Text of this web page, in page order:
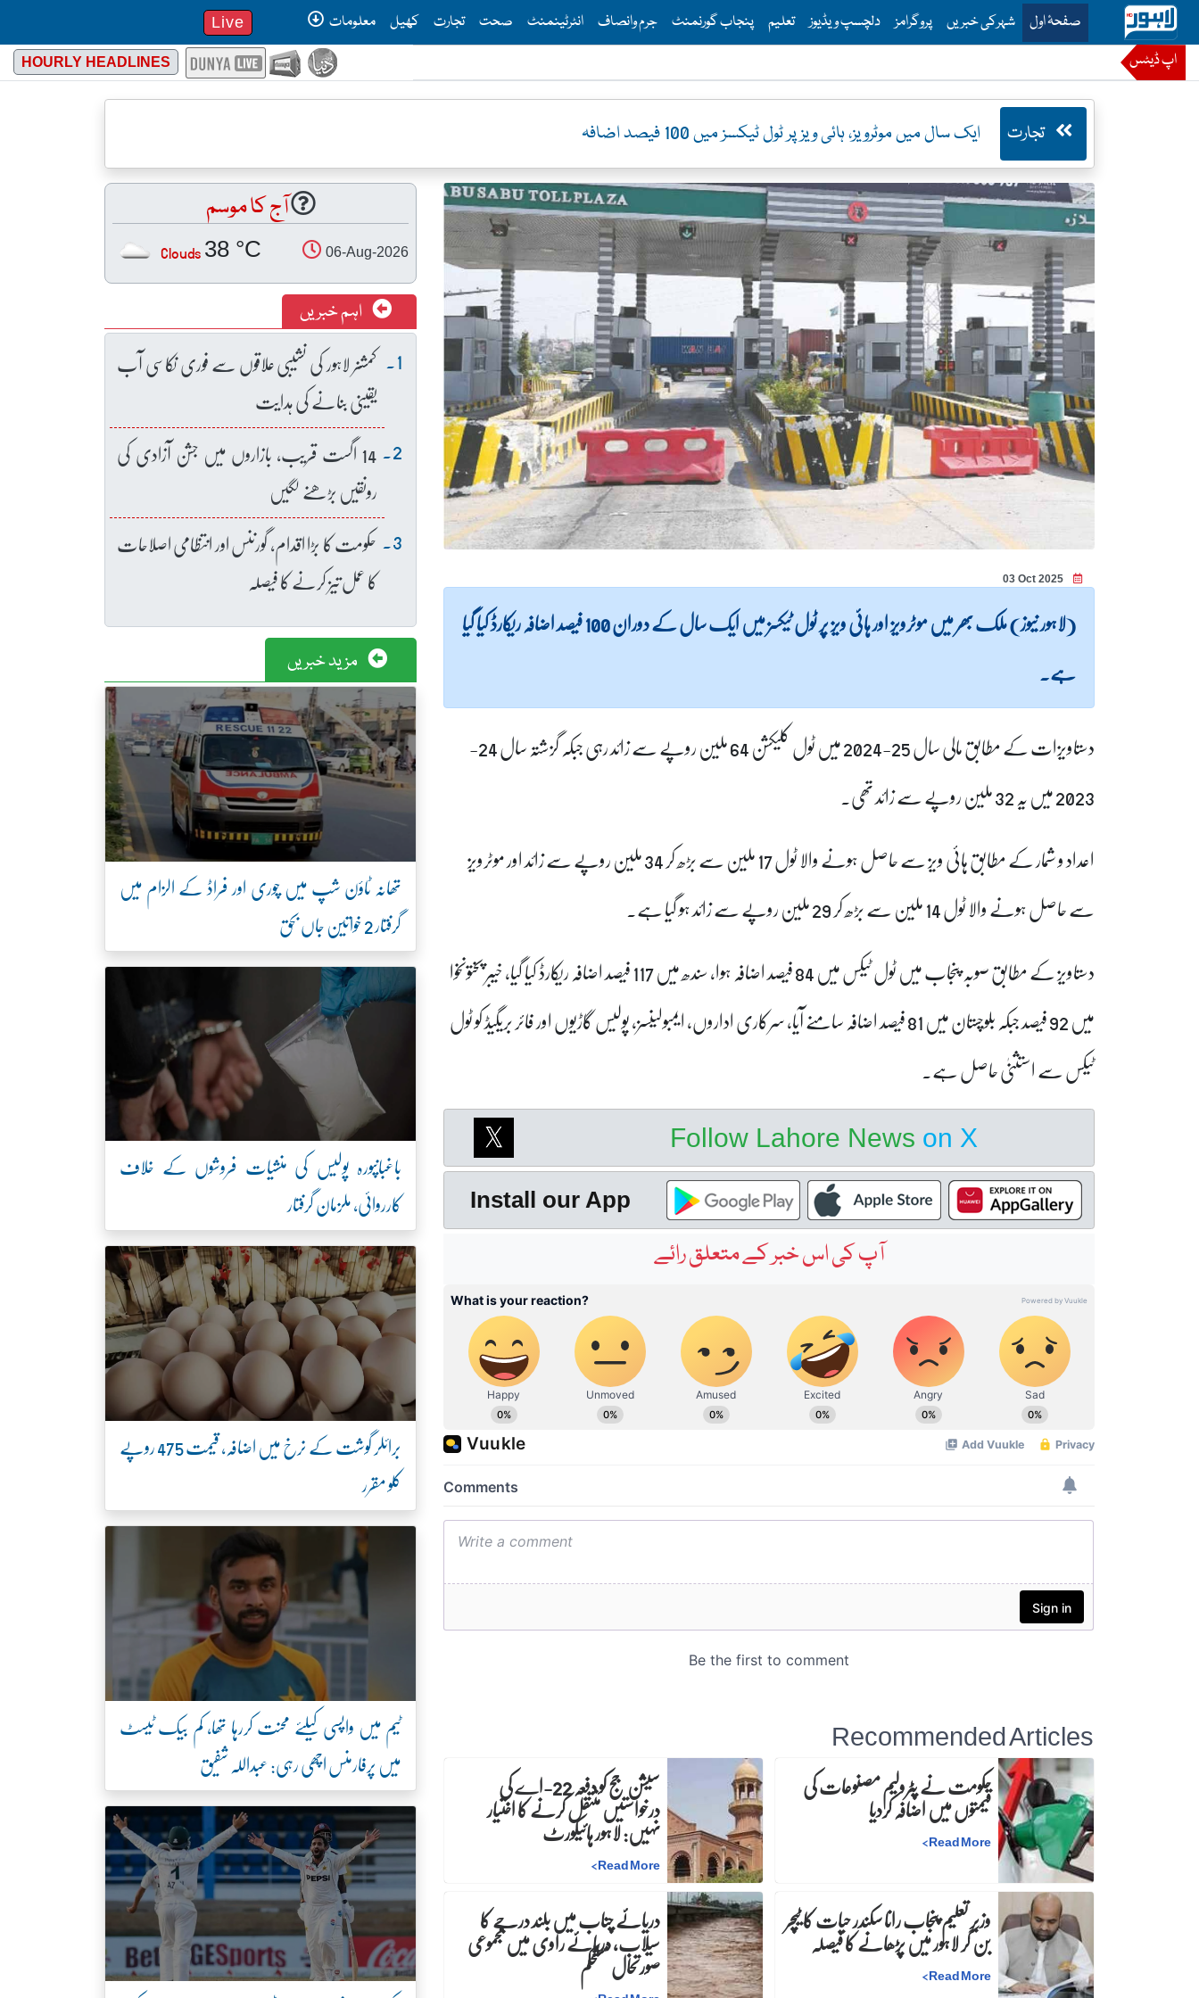
صفحۂ اولThis is the main menu for Lahore News
شہرکی خبریں پروگرامز دلچسپ ویڈیوز تعلیم پنجاب گورنمنٹ جرم وانصاف انٹرٹینمنٹ صحت تجارت کھیل معلومات Live
اپ ڈیٹس HOURLY HEADLINES
تجارت ایک سال میں موٹرویز، ہائی ویز پر ٹول ٹیکسز میں 100 فیصد اضافہ
03 Oct 2025
(لاہور نیوز) ملک بھر میں موٹرویز اور ہائی ویز پر ٹول ٹیکسز میں ایک سال کے دوران 100 فیصد اضافہ ریکارڈ کیا گیا
ہے۔
دستاویزات کے مطابق مالی سال 25-2024 میں ٹول کلیکشن 64 ملین روپے سے زائد رہی جبکہ گزشتہ سال 24-
2023 میں یہ 32 ملین روپے سے زائد تھی۔
اعداد و شمار کے مطابق ہائی ویز سے حاصل ہونے والا ٹول 17 ملین سے بڑھ کر 34 ملین روپے سے زائد اور موٹرویز
سے حاصل ہونے والا ٹول 14 ملین سے بڑھ کر 29 ملین روپے سے زائد ہو گیا ہے۔
دستاویز کے مطابق صوبہ پنجاب میں ٹول ٹیکس میں 84 فیصد اضافہ ہوا، سندھ میں 117 فیصد اضافہ ریکارڈ کیا گیا، خیبر پختونخوا
میں 92 فیصد جبکہ بلوچستان میں 81 فیصد اضافہ سامنے آیا، سرکاری اداروں، ایمبولینسز، پولیس گاڑیوں اور فائر بریگیڈ کو ٹول
ٹیکس سے استثنیٰ حاصل ہے۔
Follow Lahore News on X
Install our App
آپ کی اس خبر کے متعلق رائے
Recommended Articles
حکومت نے پٹرولیم مصنوعات کی
قیمتوں میں اضافہ کردیا
Read More
>
سیشن جج کو دفعہ 22-اے کی
درخواستیں منتقل کرنے کا اختیار
نہیں: لاہور ہائیکورٹ
Read More
>
وزیرِ تعلیم پنجاب رانا سکندر حیات کا ٹیچر
بن کر لاہور میں پڑھانے کا فیصلہ
Read More
>
دریائے چناب میں بلند درجے کا
سیلاب، دریائے راوی میں مجموعی
صورتحال مستحکم
آج کا موسم
06-Aug-2026
38 °C
Clouds
اہم خبریں
کمشنر لاہور کی نشیبی علاقوں سے فوری نکاسی آب
یقینی بنانے کی ہدایت
14 اگست قریب، بازاروں میں جشن آزادی کی
رونقیں بڑھنے لگیں
حکومت کا بڑا اقدام، گورننس اور انتظامی اصلاحات
کا عمل تیز کرنے کا فیصلہ
مزید خبریں
تھانہ ٹاؤن شپ میں چوری اور فراڈ کے الزام میں
گرفتار 2 خواتین جاں بحق
باغبانپورہ پولیس کی منشیات فروشوں کے خلاف
کارروائی، ملزمان گرفتار
برائلر گوشت کے نرخ میں اضافہ، قیمت 475 روپے
کلو مقرر
ٹیم میں واپسی کیلئے محنت کررہا تھا، کم بیک ٹیسٹ
میں پرفارمنس اچھی رہی: عبداللہ شفیق